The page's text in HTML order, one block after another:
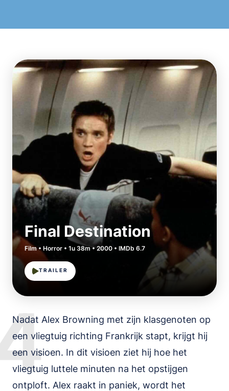
Final Destination
Film • Horror • 1u 38m • 2000 • IMDb 6.7
TRAILER
Nadat Alex Browning met zijn klasgenoten op
een vliegtuig richting Frankrijk stapt, krijgt hij
een visioen. In dit visioen ziet hij hoe het
vliegtuig luttele minuten na het opstijgen
ontploft. Alex raakt in paniek, wordt het